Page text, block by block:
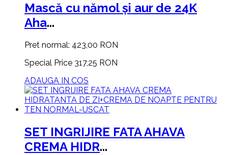
Mască cu nămol și aur de 24K
Aha...
Pret normal: 423,00 RON
Special Price 317,25 RON
ADAUGA IN COS
SET INGRIJIRE FATA AHAVA
CREMA HIDR...